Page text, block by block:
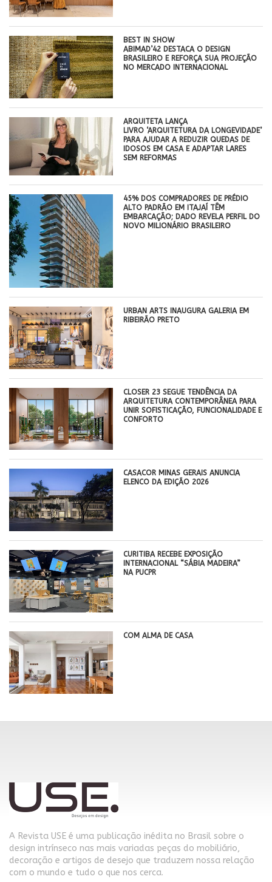
BEST IN SHOW
ABIMAD’42 DESTACA O DESIGN
BRASILEIRO E REFORÇA SUA PROJEÇÃO
NO MERCADO INTERNACIONAL
ARQUITETA LANÇA
LIVRO ‘ARQUITETURA DA LONGEVIDADE’
PARA AJUDAR A REDUZIR QUEDAS DE
IDOSOS EM CASA E ADAPTAR LARES
SEM REFORMAS
45% DOS COMPRADORES DE PRÉDIO
ALTO PADRÃO EM ITAJAÍ TÊM
EMBARCAÇÃO; DADO REVELA PERFIL DO
NOVO MILIONÁRIO BRASILEIRO
​URBAN ARTS INAUGURA GALERIA EM
RIBEIRÃO PRETO
CLOSER 23 SEGUE TENDÊNCIA DA
ARQUITETURA CONTEMPORÂNEA PARA
UNIR SOFISTICAÇÃO, FUNCIONALIDADE E
CONFORTO
CASACOR MINAS GERAIS ANUNCIA
ELENCO DA EDIÇÃO 2026
CURITIBA RECEBE EXPOSIÇÃO
INTERNACIONAL “SÁBIA MADEIRA”
NA PUCPR
COM ALMA DE CASA
A Revista USE é uma publicação inédita no Brasil sobre o
design intrínseco nas mais variadas peças do mobiliário,
decoração e artigos de desejo que traduzem nossa relação
com o mundo e tudo o que nos cerca.